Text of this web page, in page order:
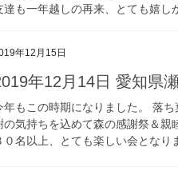
達も一年越しの再来、とても嬉
年12月15日
年12月14日 愛知県
年もこの時期になりました。 落
の気持ちを込めて森の感謝祭＆親
０名以上、とても楽しい会とな